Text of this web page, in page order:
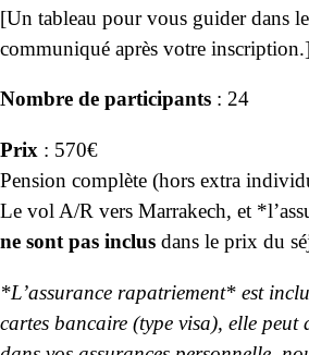
[Un tableau pour vous guider dans
communiqué après votre inscription.]
Nombre de participants : 24
Prix : 570€
Pension complète (hors extra
Le vol A/R vers Marrakech, et
ne sont pas inclus dans le prix du
*L’assurance rapatriement* est
cartes bancaire (type visa), elle peut